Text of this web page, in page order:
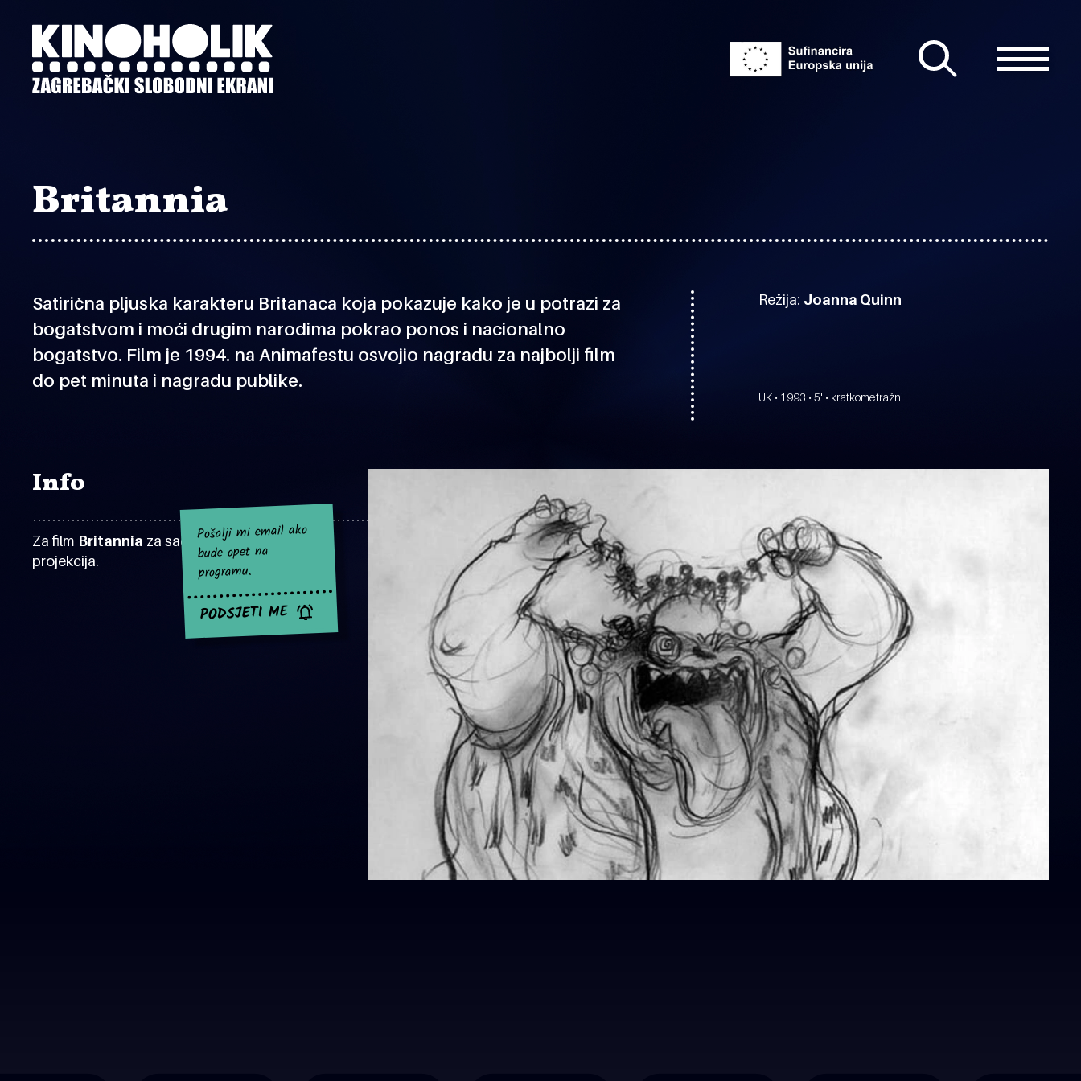
sadržaj
Britannia
Satirična pljuska karakteru Britanaca koja pokazuje kako je u potrazi za
bogatstvom i moći drugim narodima pokrao ponos i nacionalno
bogatstvo. Film je 1994. na Animafestu osvojio nagradu za najbolji film
do pet minuta i nagradu publike.
Režija: Joanna Quinn
UK • 1993 • 5' • kratkometražni
Info
Za film Britannia za sad nema najavljenih
projekcija.
Pošalji mi email ako
bude opet na
programu.
PODSJETI ME